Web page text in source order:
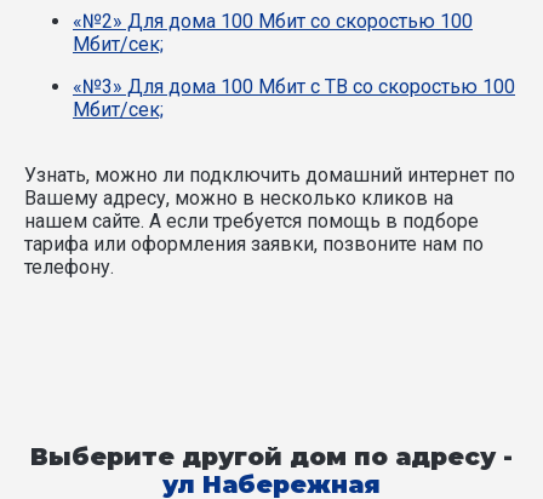
«№2» Для дома 100 Мбит со скоростью 100
Мбит/сек;
«№3» Для дома 100 Мбит с ТВ со скоростью 100
Мбит/сек;
Узнать, можно ли подключить домашний интернет по
Вашему адресу, можно в несколько кликов на
нашем сайте. А если требуется помощь в подборе
тарифа или оформления заявки, позвоните нам по
телефону.
Выберите другой дом по адресу -
ул Набережная